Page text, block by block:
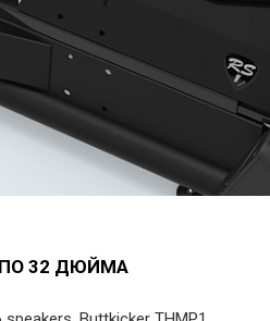
ПО 32 ДЮЙМА